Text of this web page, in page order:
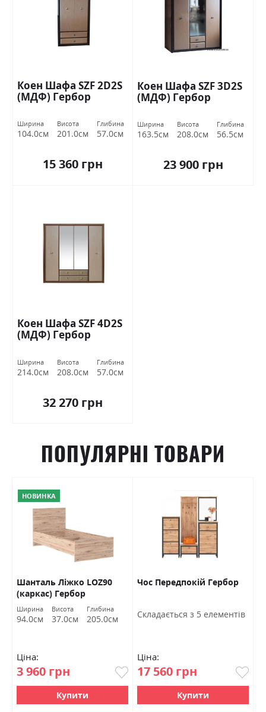
Коен Шафа SZF 2D2S
(МДФ) Гербор
Ширина
104.0см
Висота
201.0см
Глибина
57.0см
15 360 грн
Коен Шафа SZF 3D2S
(МДФ) Гербор
Ширина
163.5см
Висота
208.0см
Глибина
56.5см
23 900 грн
Коен Шафа SZF 4D2S
(МДФ) Гербор
Ширина
214.0см
Висота
208.0см
Глибина
57.0см
32 270 грн
ПОПУЛЯРНІ ТОВАРИ
НОВИНКА
Шанталь Ліжко LOZ90
(каркас) Гербор
Ширина
94.0см
Висота
37.0см
Глибина
205.0см
Ціна:
3 960 грн
Купити
Чос Передпокій Гербор
Cкладається з 5 елементів
Ціна:
17 560 грн
Купити